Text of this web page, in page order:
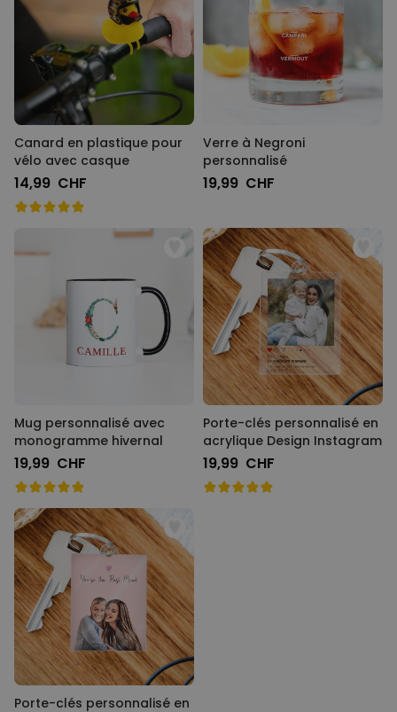
Canard en plastique pour
vélo avec casque
14,99 CHF
Verre à Negroni
personnalisé
19,99 CHF
Mug personnalisé avec
monogramme hivernal
19,99 CHF
Porte-clés personnalisé en
acrylique Design Instagram
19,99 CHF
Porte-clés personnalisé en